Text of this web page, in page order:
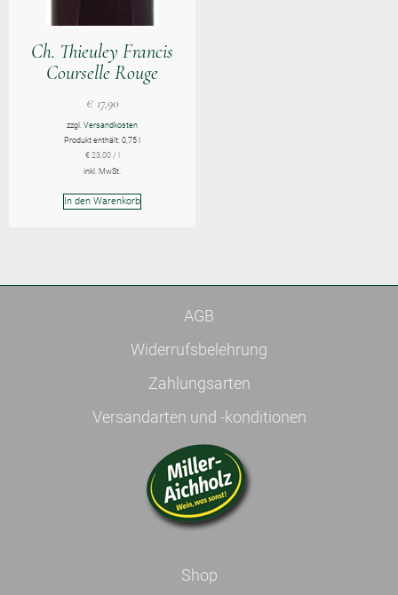
Ch. Thieuley Francis
Courselle Rouge
€17,90
zzgl. Versandkosten
Produkt enthält: 0,75
€23,00/
inkl. MwSt.
In den Warenkorb
AGB
Widerrufsbelehrung
Zahlungsarten
Versandarten und -konditionen
Shop